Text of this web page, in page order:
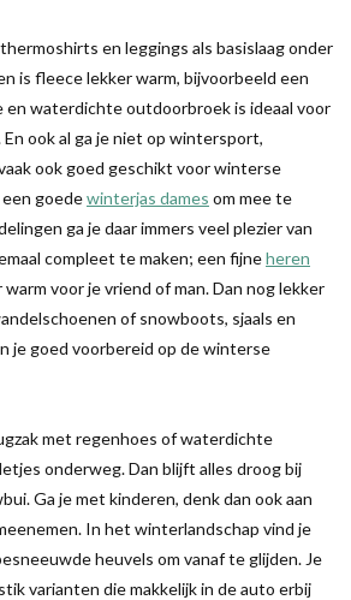
en leggings als basislaag onder
is fleece lekker warm, bijvoorbeeld een
en waterdichte outdoorbroek is ideaal voor
ook al ga je niet op wintersport,
ook goed geschikt voor winterse
goedewinterjas dames om mee te
ga je daar immers veel plezier van
compleet te maken; een fijneheren
voor je vriend of man. Dan nog lekker
of snowboots, sjaals en
je goed voorbereid op de winterse
met regenhoes of waterdichte
onderweg. Dan blijft alles droog bij
Ga je met kinderen, denk dan ook aan
In het winterlandschap vind je
heuvels om vanaf te glijden. Je
varianten die makkelijk in de auto erbij